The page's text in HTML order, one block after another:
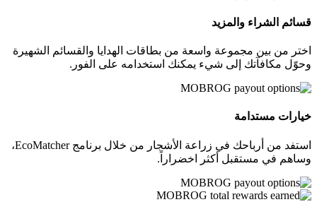
قسائم الشراء والمزيد
اختر من بين مجموعة واسعة من بطاقات الهدايا والقسائم الشهيرة
وحوّل مكافآتك إلى شيء يمكنك استخدامه على الفور.
خيارات مستدامة
استفد من أرباحك في زراعة الأشجار من خلال برنامج EcoMatcher،
وساهم في مستقبل أكثر اخضراراً.